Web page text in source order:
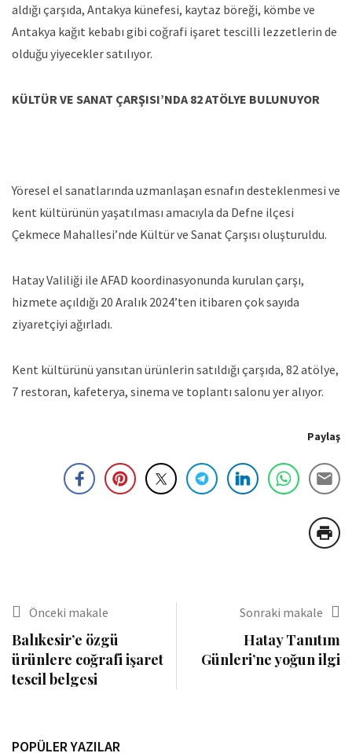
aldığı çarşıda, Antakya künefesi, kaytaz böreği, kömbe ve
Antakya kağıt kebabı gibi coğrafi işaret tescilli lezzetlerin de
olduğu yiyecekler satılıyor.
KÜLTÜR VE SANAT ÇARŞISI’NDA 82 ATÖLYE BULUNUYOR
Yöresel el sanatlarında uzmanlaşan esnafın desteklenmesi ve
kent kültürünün yaşatılması amacıyla da Defne ilçesi
Çekmece Mahallesi’nde Kültür ve Sanat Çarşısı oluşturuldu.
Hatay Valiliği ile AFAD koordinasyonunda kurulan çarşı,
hizmete açıldığı 20 Aralık 2024’ten itibaren çok sayıda
ziyaretçiyi ağırladı.
Kent kültürünü yansıtan ürünlerin satıldığı çarşıda, 82 atölye,
7 restoran, kafeterya, sinema ve toplantı salonu yer alıyor.
Paylaş
Önceki makale
Balıkesir’e özgü
ürünlere coğrafi işaret
tescil belgesi
Sonraki makale
Hatay Tanıtım
Günleri’ne yoğun ilgi
POPÜLER YAZILAR